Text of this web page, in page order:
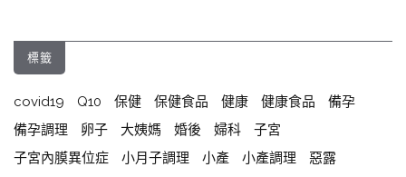
標籤
covid19 Q10 保健 保健食品 健康 健康食品
備孕
備孕調理
卵子 大姨媽 婚後 婦科
子宮
子宮內膜異位症
小月子調理 小產 小產調理
惡露